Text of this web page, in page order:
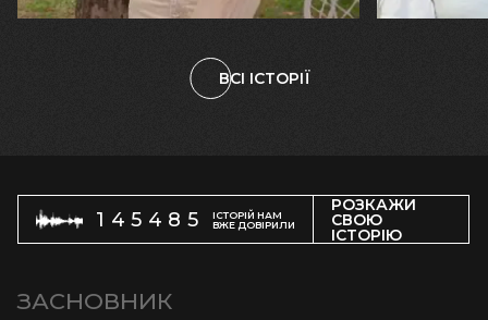
ВСІ ІСТОРІЇ
145485
ІСТОРІЙ НАМ
ВЖЕ ДОВІРИЛИ
РОЗКАЖИ
СВОЮ
ІСТОРІЮ
ЗАСНОВНИК